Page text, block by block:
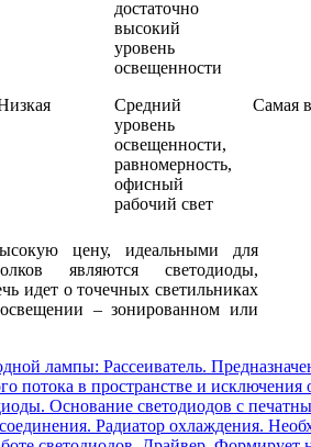
достаточно
высокий
уровень
освещенности
Средний
уровень
освещенности,
равномерность,
офисный
рабочий свет
Самая
цену, идеальными для
являются светодиоды,
идет о точечных светильниках
– зонированном или